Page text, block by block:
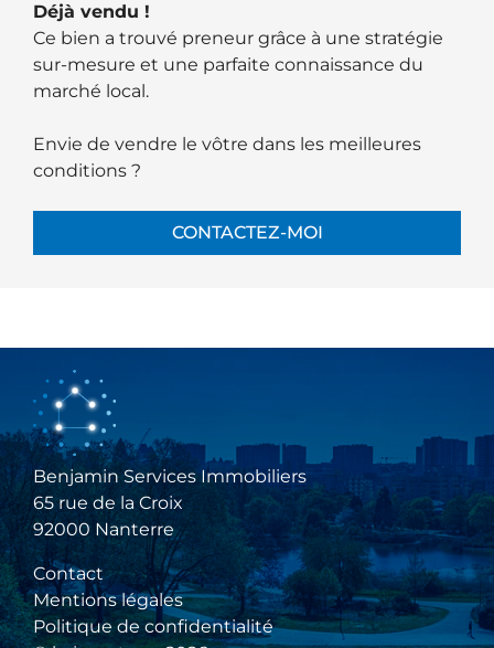
Déjà vendu !
Ce bien a trouvé preneur grâce à une stratégie
sur-mesure et une parfaite connaissance du
marché local.
Envie de vendre le vôtre dans les meilleures
conditions ?
CONTACTEZ-MOI
Benjamin Services Immobiliers
65 rue de la Croix
92000 Nanterre
Contact
Mentions légales
Politique de confidentialité